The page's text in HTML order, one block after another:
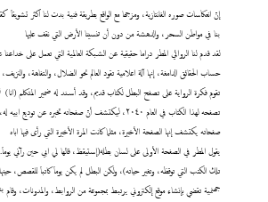
إنّ انعكاسات صوره الفانتازية، ومزجها مع الواقع بطريقة فنية بدت لنا اكثر تشويقاَ
بنا في مواطن السحر، والدهشة من دون أن تنسينا الأرض التي نقف عليها
لقد قدم لنا الروائي المطر دراما حقيقية عن الشبكة العالمية التي تعمل على
حساب الحقائق الدامغة، إنها آلة اعلامية تقود العالم نحو الضلال، والتفاهة، والنزيف،
تقوم فكرة الرواية على تصفح البطل لكتاب قديم، وقد أسند له ضمير المتكلم (انا)
تصفحه لهذا الكتاب في العام ٢٠٤٠، ليكتشف أنّ صفحاته تخبره عن
صفحاته يكتشف إنها الصفحة الأخيرة، مثلما كانت المرة الأخيرة التي رأى فيها اباه
تلك الكتب التي توقظه، وتغير حياته)، ولكن البطل لم يكن يوماَ كاتباَ للقصص،
جهنمية تقضي بإنشاء موقع إلكتروني يرتبط بمجموعة من الروابط، والمدونات، وقام